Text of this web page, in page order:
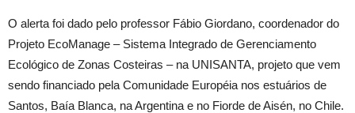
O alerta foi dado pelo professor Fábio Giordano, coordenador do
Projeto EcoManage – Sistema Integrado de Gerenciamento
Ecológico de Zonas Costeiras – na UNISANTA, projeto que vem
sendo financiado pela Comunidade Européia nos estuários de
Santos, Baía Blanca, na Argentina e no Fiorde de Aisén, no Chile.